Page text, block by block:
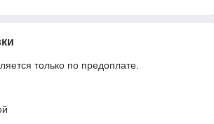
только по предоплате.